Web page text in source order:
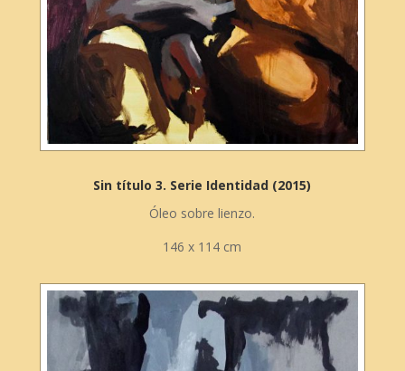
Sin título 3. Serie Identidad (2015)
Óleo sobre lienzo.
146 x 114 cm